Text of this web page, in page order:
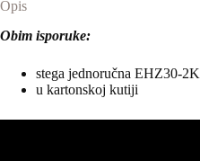
Opis
Obim isporuke:
stega jednoručna EHZ30-2K
u kartonskoj kutiji